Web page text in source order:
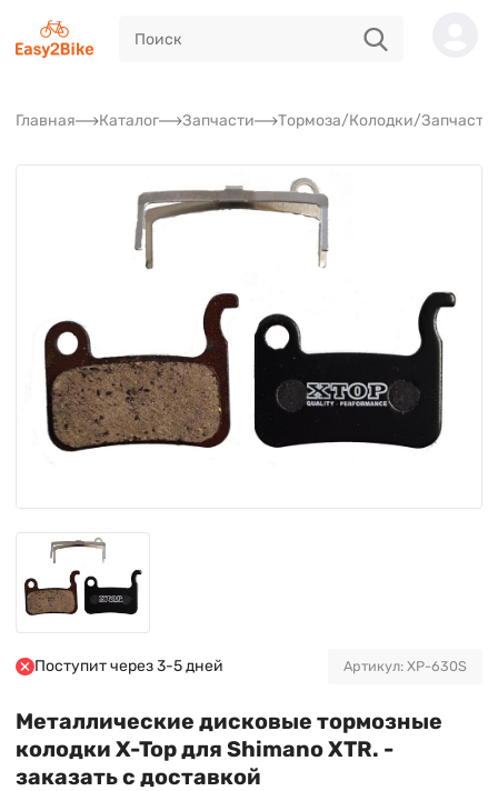
Главная Каталог Запчасти Тормоза/Колодки/Запчасти
Поступит через 3-5 дней Артикул: XP-630S
Металлические дисковые тормозные
колодки X-Top для Shimano XTR. -
заказать с доставкой